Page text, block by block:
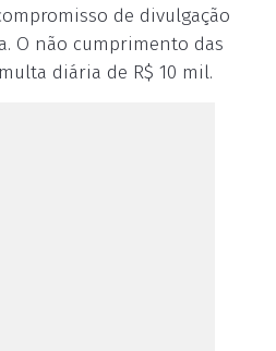
de divulgação
O não cumprimento das
diária de R$ 10 mil.